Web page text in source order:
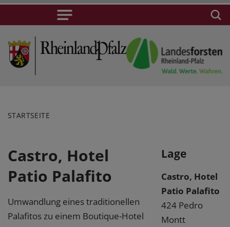
STARTSEITE
Castro, Hotel
Patio Palafito
Umwandlung eines traditionellen
Palafitos zu einem Boutique-Hotel
Lage
Castro, Hotel
Patio Palafito
424 Pedro
Montt